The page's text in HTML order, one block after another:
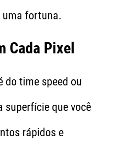
uma fortuna.
Cada Pixel
do time speed ou
superfície que você
rápidos e